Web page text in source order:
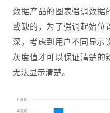
数据产品的图表强调数据
或缺的，为了强调起始位
深。考虑到用户不同显示
灰度值才可以保证清楚的
无法显示清楚。